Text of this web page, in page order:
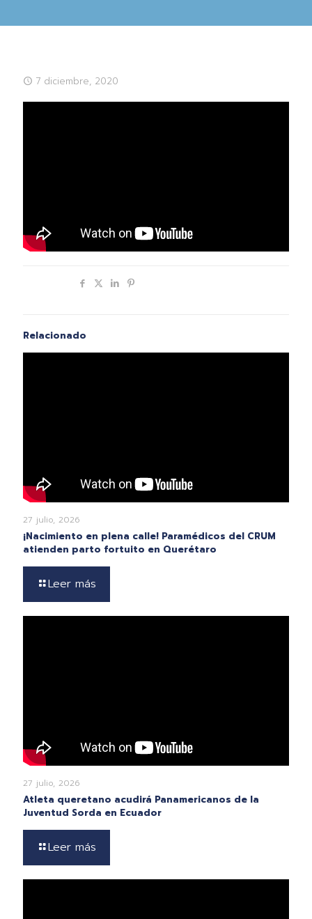
7 diciembre, 2020
Relacionado
27 julio, 2026
¡Nacimiento en plena calle! Paramédicos del CRUM
atienden parto fortuito en Querétaro
Leer más
27 julio, 2026
Atleta queretano acudirá Panamericanos de la
Juventud Sorda en Ecuador
Leer más